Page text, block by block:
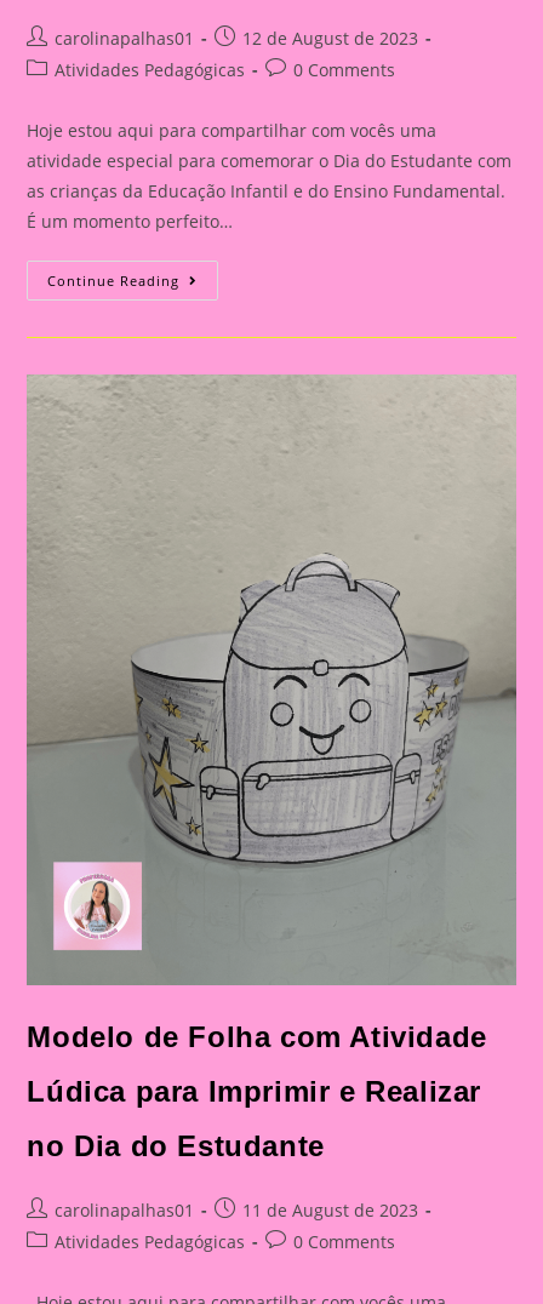
Post
author:
carolinapalhas01
Post
published:
12 de August de 2023
PostAtividades Pedagógicas
Post0 Comments
Hoje estou aqui para compartilhar com vocês uma
atividade especial para comemorar o Dia do Estudante com
as crianças da Educação Infantil e do Ensino Fundamental.
É um momento perfeito…
Continue Reading Modelo
De
Com
Para
E
Realizar
Modelo de Folha com Atividade
Lúdica para Imprimir e Realizar
no Dia do Estudante
Post
author:
carolinapalhas01
Post
published:
11 de August de 2023
PostAtividades Pedagógicas
Post0 Comments